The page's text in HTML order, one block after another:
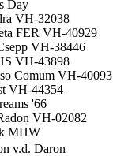
Day
VH-32038
FER VH-40929
VH-38446
VH-43898
Comum VH-40093
VH-44354
'66
VH-02082
MHW
v.d. Daron